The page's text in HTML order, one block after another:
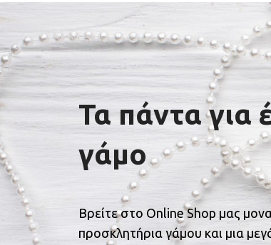
Τα πάντα για
γάμο
Βρείτε στο Online Shop μας
προσκλητήρια γάμου και μια